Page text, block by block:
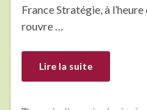
France Stratégie, à
rouvre …
Lire la suite